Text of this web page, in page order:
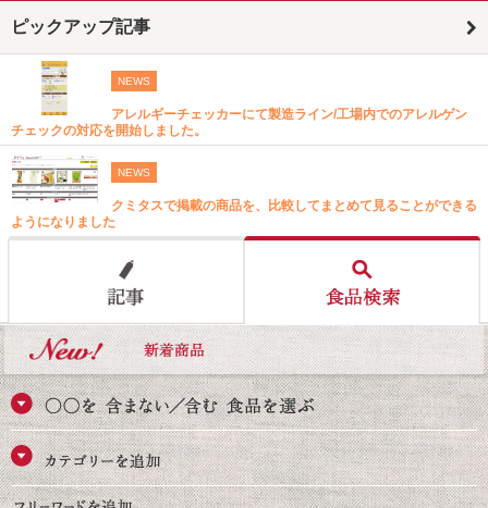
ピックアップ記事
NEWS
アレルギーチェッカーにて製造ライン/工場内でのアレルゲン
チェックの対応を開始しました。
NEWS
クミタスで掲載の商品を、比較してまとめて見ることができる
ようになりました